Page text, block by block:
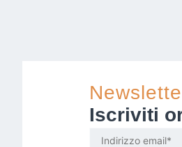
Iscriviti